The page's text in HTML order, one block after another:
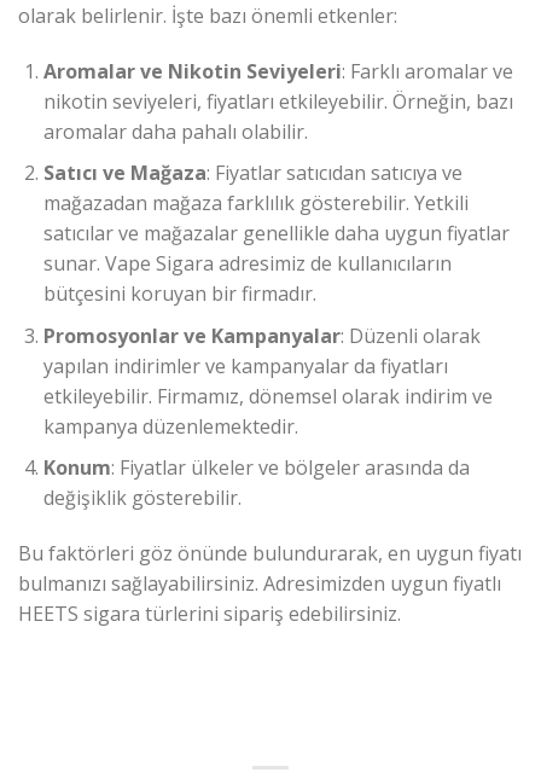
olarak belirlenir. İşte bazı önemli etkenler:
Aromalar ve Nikotin Seviyeleri: Farklı aromalar ve
nikotin seviyeleri, fiyatları etkileyebilir. Örneğin, bazı
aromalar daha pahalı olabilir.
Satıcı ve Mağaza: Fiyatlar satıcıdan satıcıya ve
mağazadan mağaza farklılık gösterebilir. Yetkili
satıcılar ve mağazalar genellikle daha uygun fiyatlar
sunar. Vape Sigara adresimiz de kullanıcıların
bütçesini koruyan bir firmadır.
Promosyonlar ve Kampanyalar: Düzenli olarak
yapılan indirimler ve kampanyalar da fiyatları
etkileyebilir. Firmamız, dönemsel olarak indirim ve
kampanya düzenlemektedir.
Konum: Fiyatlar ülkeler ve bölgeler arasında da
değişiklik gösterebilir.
Bu faktörleri göz önünde bulundurarak, en uygun fiyatı
bulmanızı sağlayabilirsiniz. Adresimizden uygun fiyatlı
HEETS sigara türlerini sipariş edebilirsiniz.